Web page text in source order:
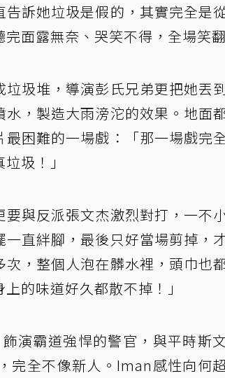
訴她垃圾是假的，其實完全是
面露無奈、哭笑不得，全場笑
圾堆，導演彭氏兄弟更把她丟
，製造大雨滂沱的效果。地面
困難的一場戲：「那一場戲完
圾！」
與反派張文杰激烈對打，一不
直絆腳，最後只好當場剪掉，
，整個人泡在髒水裡，頭巾也
的味道好久都散不掉！」
演霸道強悍的警官，與平時斯
完全不像新人。Iman感性向何